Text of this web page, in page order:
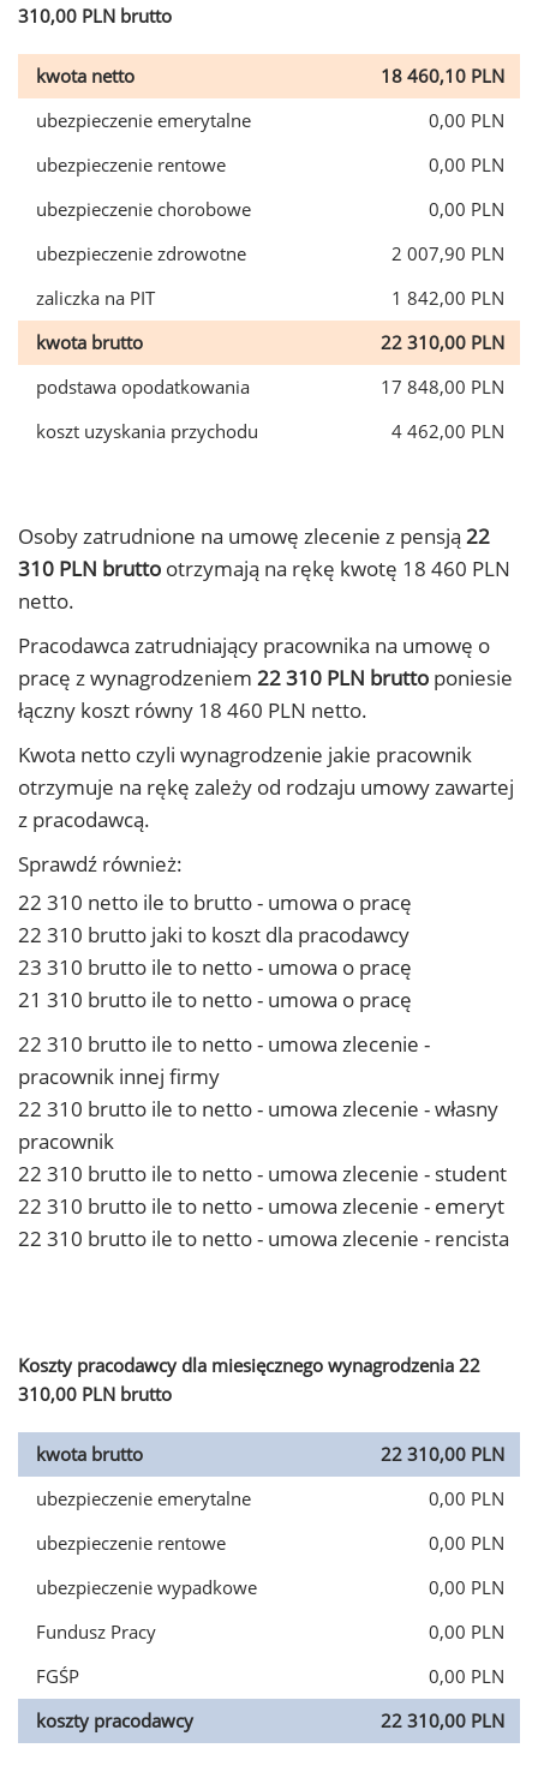
310,00 PLN brutto
kwota netto
18 460,10 PLN
ubezpieczenie emerytalne
0,00 PLN
ubezpieczenie rentowe
0,00 PLN
ubezpieczenie chorobowe
0,00 PLN
ubezpieczenie zdrowotne
2 007,90 PLN
zaliczka na PIT
1 842,00 PLN
kwota brutto
22 310,00 PLN
podstawa opodatkowania
17 848,00 PLN
koszt uzyskania przychodu
4 462,00 PLN
Osoby zatrudnione na umowę zlecenie z pensją 22
310 PLN brutto otrzymają na rękę kwotę 18 460 PLN
netto.
Pracodawca zatrudniający pracownika na umowę o
pracę z wynagrodzeniem 22 310 PLN brutto poniesie
łączny koszt równy 18 460 PLN netto.
Kwota netto czyli wynagrodzenie jakie pracownik
otrzymuje na rękę zależy od rodzaju umowy zawartej
z pracodawcą.
Sprawdź również:
22 310 netto ile to brutto - umowa o pracę
22 310 brutto jaki to koszt dla pracodawcy
23 310 brutto ile to netto - umowa o pracę
21 310 brutto ile to netto - umowa o pracę
22 310 brutto ile to netto - umowa zlecenie -
pracownik innej firmy
22 310 brutto ile to netto - umowa zlecenie - własny
pracownik
22 310 brutto ile to netto - umowa zlecenie - student
22 310 brutto ile to netto - umowa zlecenie - emeryt
22 310 brutto ile to netto - umowa zlecenie - rencista
Koszty pracodawcy dla miesięcznego wynagrodzenia 22
310,00 PLN brutto
kwota brutto
22 310,00 PLN
ubezpieczenie emerytalne
0,00 PLN
ubezpieczenie rentowe
0,00 PLN
ubezpieczenie wypadkowe
0,00 PLN
Fundusz Pracy
0,00 PLN
FGŚP
0,00 PLN
koszty pracodawcy
22 310,00 PLN